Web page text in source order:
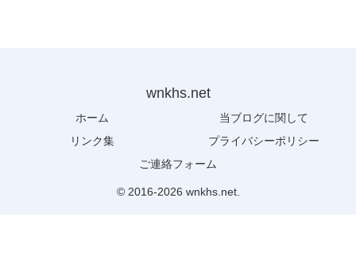
wnkhs.net
ホーム
当ブログに関して
リンク集
プライバシーポリシー
ご連絡フォーム
© 2016-2026 wnkhs.net.